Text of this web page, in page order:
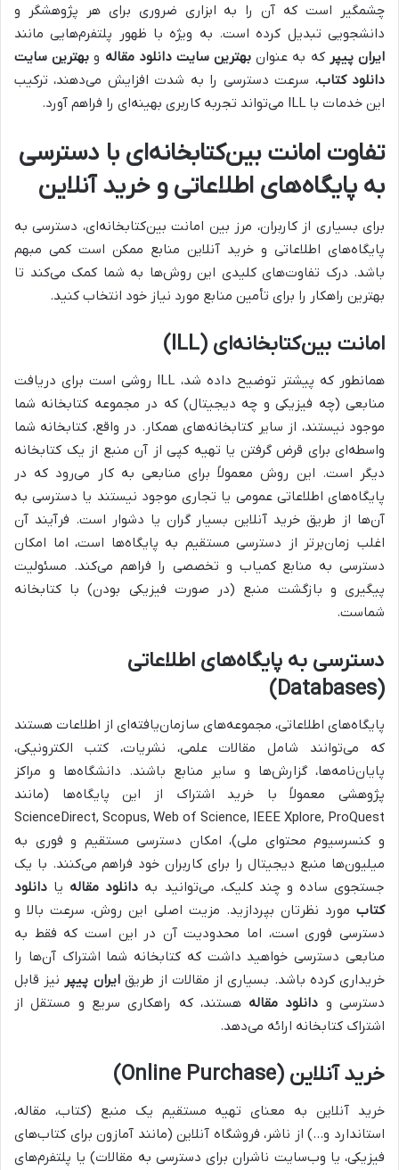
چشمگیر است که آن را به ابزاری ضروری برای هر پژوهشگر و
دانشجویی تبدیل کرده است. به ویژه با ظهور پلتفرم‌هایی مانند
ایران پیپر که به عنوان بهترین سایت دانلود مقاله و بهترین سایت
دانلود کتاب، سرعت دسترسی را به شدت افزایش می‌دهند، ترکیب
این خدمات با ILL می‌تواند تجربه کاربری بهینه‌ای را فراهم آورد.
تفاوت امانت بین‌کتابخانه‌ای با دسترسی
به پایگاه‌های اطلاعاتی و خرید آنلاین
برای بسیاری از کاربران، مرز بین امانت بین‌کتابخانه‌ای، دسترسی به
پایگاه‌های اطلاعاتی و خرید آنلاین منابع ممکن است کمی مبهم
باشد. درک تفاوت‌های کلیدی این روش‌ها به شما کمک می‌کند تا
بهترین راهکار را برای تأمین منابع مورد نیاز خود انتخاب کنید.
امانت بین‌کتابخانه‌ای (ILL)
همانطور که پیشتر توضیح داده شد، ILL روشی است برای دریافت
منابعی (چه فیزیکی و چه دیجیتال) که در مجموعه کتابخانه شما
موجود نیستند، از سایر کتابخانه‌های همکار. در واقع، کتابخانه شما
واسطه‌ای برای قرض گرفتن یا تهیه کپی از آن منبع از یک کتابخانه
دیگر است. این روش معمولاً برای منابعی به کار می‌رود که در
پایگاه‌های اطلاعاتی عمومی یا تجاری موجود نیستند یا دسترسی به
آن‌ها از طریق خرید آنلاین بسیار گران یا دشوار است. فرآیند آن
اغلب زمان‌برتر از دسترسی مستقیم به پایگاه‌ها است، اما امکان
دسترسی به منابع کمیاب و تخصصی را فراهم می‌کند. مسئولیت
پیگیری و بازگشت منبع (در صورت فیزیکی بودن) با کتابخانه
شماست.
دسترسی به پایگاه‌های اطلاعاتی
(Databases)
پایگاه‌های اطلاعاتی، مجموعه‌های سازمان‌یافته‌ای از اطلاعات هستند
که می‌توانند شامل مقالات علمی، نشریات، کتب الکترونیکی،
پایان‌نامه‌ها، گزارش‌ها و سایر منابع باشند. دانشگاه‌ها و مراکز
پژوهشی معمولاً با خرید اشتراک از این پایگاه‌ها (مانند
ScienceDirect, Scopus, Web of Science, IEEE Xplore, ProQuest
و کنسرسیوم محتوای ملی)، امکان دسترسی مستقیم و فوری به
میلیون‌ها منبع دیجیتال را برای کاربران خود فراهم می‌کنند. با یک
جستجوی ساده و چند کلیک، می‌توانید به دانلود مقاله یا دانلود
کتاب مورد نظرتان بپردازید. مزیت اصلی این روش، سرعت بالا و
دسترسی فوری است، اما محدودیت آن در این است که فقط به
منابعی دسترسی خواهید داشت که کتابخانه شما اشتراک آن‌ها را
خریداری کرده باشد. بسیاری از مقالات از طریقایران پیپر نیز قابل
دسترسی و دانلود مقاله هستند، که راهکاری سریع و مستقل از
اشتراک کتابخانه ارائه می‌دهد.
خرید آنلاین (Online Purchase)
خرید آنلاین به معنای تهیه مستقیم یک منبع (کتاب، مقاله،
استاندارد و…) از ناشر، فروشگاه آنلاین (مانند آمازون برای کتاب‌های
فیزیکی، یا وب‌سایت ناشران برای دسترسی به مقالات) یا پلتفرم‌های